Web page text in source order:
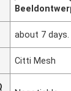
about 7 days.
Citti Mesh